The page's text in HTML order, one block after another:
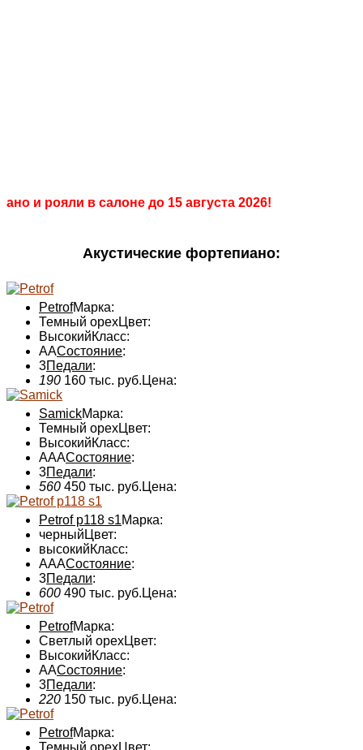
и рояли в салоне до 15 августа 2026!
Акустические фортепиано:
PetrofМарка:
Темный орехЦвет:
ВысокийКласс:
AAСостояние:
3Педали:
190 160 тыс. руб. Цена:
SamickМарка:
Темный орехЦвет:
ВысокийКласс:
АААСостояние:
3Педали:
560 450 тыс. руб. Цена:
Petrof p118 s1Марка:
черный Цвет:
высокийКласс:
AAAСостояние:
3Педали:
600 490 тыс. руб. Цена:
PetrofМарка:
Светлый орехЦвет:
ВысокийКласс:
ААСостояние:
3Педали:
220 150 тыс. руб. Цена:
PetrofМарка:
Темный орехЦвет: